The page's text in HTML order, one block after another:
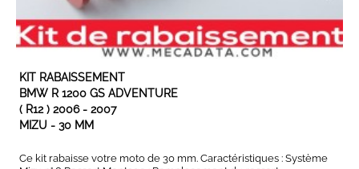
KIT RABAISSEMENT
BMW R 1200 GS ADVENTURE
( R12 ) 2006 - 2007
MIZU - 30 MM
Ce kit rabaisse votre moto de 30 mm. Caractéristiques : Système